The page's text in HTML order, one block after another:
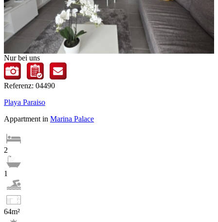
Nur bei uns
Referenz: 04490
Playa Paraiso
Appartment in Marina Palace
2
1
64m²